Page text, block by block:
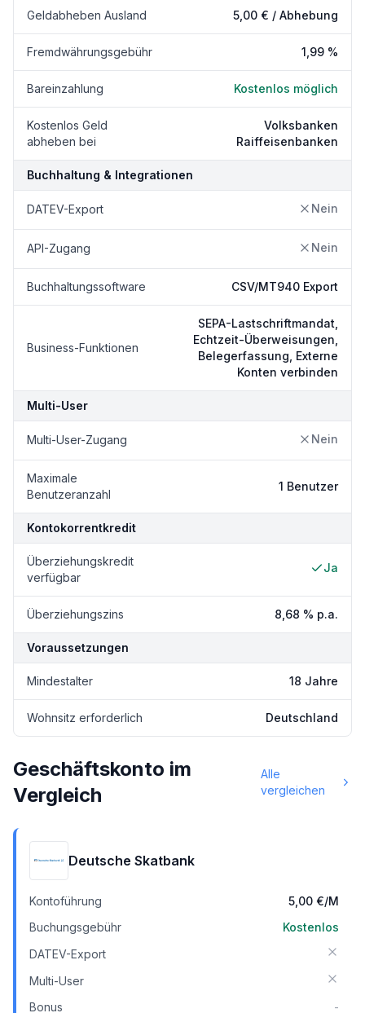
Geldabheben Ausland 5,00 € / Abhebung
Fremdwährungsgebühr 1,99 %
Bareinzahlung Kostenlos möglich
Kostenlos Geld
abheben bei
Volksbanken
Raiffeisenbanken
Buchhaltung & Integrationen
DATEV-Export Nein
API-Zugang Nein
Buchhaltungssoftware CSV/MT940 Export
Business-Funktionen
SEPA-Lastschriftmandat,
Echtzeit-Überweisungen,
Belegerfassung, Externe
Konten verbinden
Multi-User
Multi-User-Zugang Nein
Maximale
Benutzeranzahl
1 Benutzer
Kontokorrentkredit
Überziehungskredit
verfügbar
Ja
Überziehungszins 8,68 % p.a.
Voraussetzungen
Mindestalter 18 Jahre
Wohnsitz erforderlich Deutschland
Geschäftskonto im
Vergleich
Alle
vergleichen
Deutsche Skatbank
Kontoführung 5,00 €/M
Buchungsgebühr
Kostenlos
DATEV-Export
Multi-User
Bonus
-